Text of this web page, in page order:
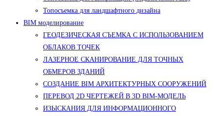
Топосъемка для ландшафтного дизайна
BIM моделирование
ГЕОДЕЗИЧЕСКАЯ СЪЕМКА С ИСПОЛЬЗОВАНИЕМ
ОБЛАКОВ ТОЧЕК
ЛАЗЕРНОЕ СКАНИРОВАНИЕ ДЛЯ ТОЧНЫХ
ОБМЕРОВ ЗДАНИЙ
СОЗДАНИЕ BIM АРХИТЕКТУРНЫХ СООРУЖЕНИЙ
ПЕРЕВОД 2D ЧЕРТЕЖЕЙ В 3D BIM-МОДЕЛЬ
ИЗЫСКАНИЯ ДЛЯ ИНФОРМАЦИОННОГО